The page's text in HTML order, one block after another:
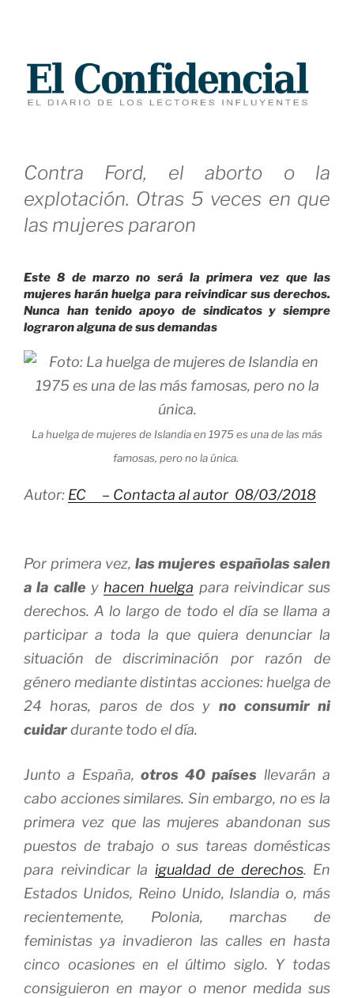
Contra Ford, el aborto o la
explotación. Otras 5 veces en que
las mujeres pararon
Este 8 de marzo no será la primera vez que las
mujeres harán huelga para reivindicar sus derechos.
Nunca han tenido apoyo de sindicatos y siempre
lograron alguna de sus demandas
La huelga de mujeres de Islandia en 1975 es una de las más
famosas, pero no la única.
Autor: EC – Contacta al autor 08/03/2018
Por primera vez, las mujeres españolas salen
a la calle y hacen huelga para reivindicar sus
derechos. A lo largo de todo el día se llama a
participar a toda la que quiera denunciar la
situación de discriminación por razón de
género mediante distintas acciones: huelga de
24 horas, paros de dos y no consumir ni
cuidardurante todo el día.
Junto a España, otros 40 países llevarán a
cabo acciones similares. Sin embargo, no es la
primera vez que las mujeres abandonan sus
puestos de trabajo o sus tareas domésticas
para reivindicar la igualdad de derechos. En
Estados Unidos, Reino Unido, Islandia o, más
recientemente, Polonia, marchas de
feministas ya invadieron las calles en hasta
cinco ocasiones en el último siglo. Y todas
consiguieron en mayor o menor medida sus